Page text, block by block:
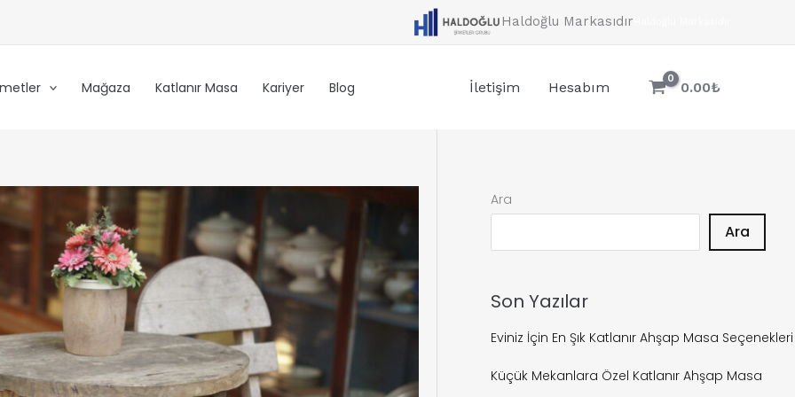
Haldoğlu Markasıdır
Mağaza Katlanır Masa Kariyer Blog İletişim Hesabım 0.00₺
Ara
Ara
Son Yazılar
Eviniz İçin En Şık Katlanır Ahşap Masa Seçenekleri
Küçük Mekanlara Özel Katlanır Ahşap Masa